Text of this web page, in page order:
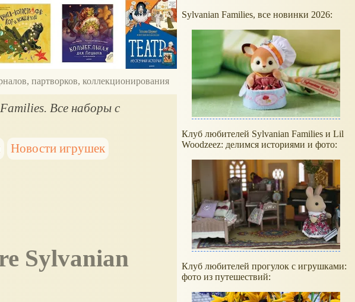
партворков, коллекционирования
Все наборы с
Новости игрушек
Sylvanian Families, все новинки 2026:
Клуб любителей Sylvanian Families и Lil
Woodzeez: делимся историями и фото:
Клуб любителей прогулок с игрушками:
фото из путешествий: